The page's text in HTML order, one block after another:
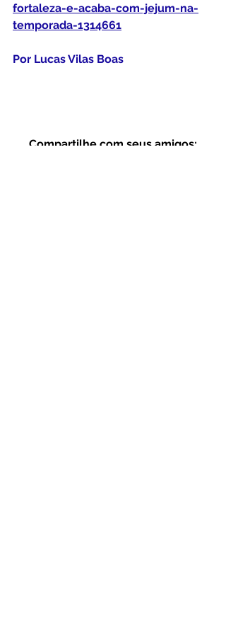
fortaleza-e-acaba-com-jejum-na-
temporada-1314661
Por Lucas Vilas Boas
Compartilhe com seus amigos;